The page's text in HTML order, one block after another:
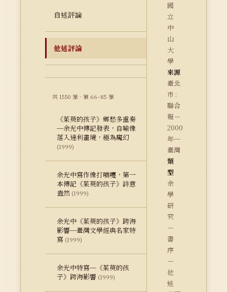
自述評論
他述評論
共 1550 筆 · 第 66–85 筆
《茱萸的孩子》鄉愁多重奏
─余光中傳記發表，自喻像
落入達利畫境，極為魔幻
(1999)
余光中寫作像打噴嚏，第一
本傳記《茱萸的孩子》詩意
盎然 (1999)
余光中《茱萸的孩子》跨海
影響─臺灣文學經典名家特
寫 (1999)
余光中特寫─《茱萸的孩
子》跨海影響 (1999)
國
立
中
山
大
學
來源
臺北
市 :
聯合
報－
2000
年─
臺灣
類
型
余
學
研
究
－
書
序
－
他
述